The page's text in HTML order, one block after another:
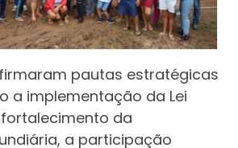
pautas estratégicas
a implementação da Lei
fortalecimento da
a participação